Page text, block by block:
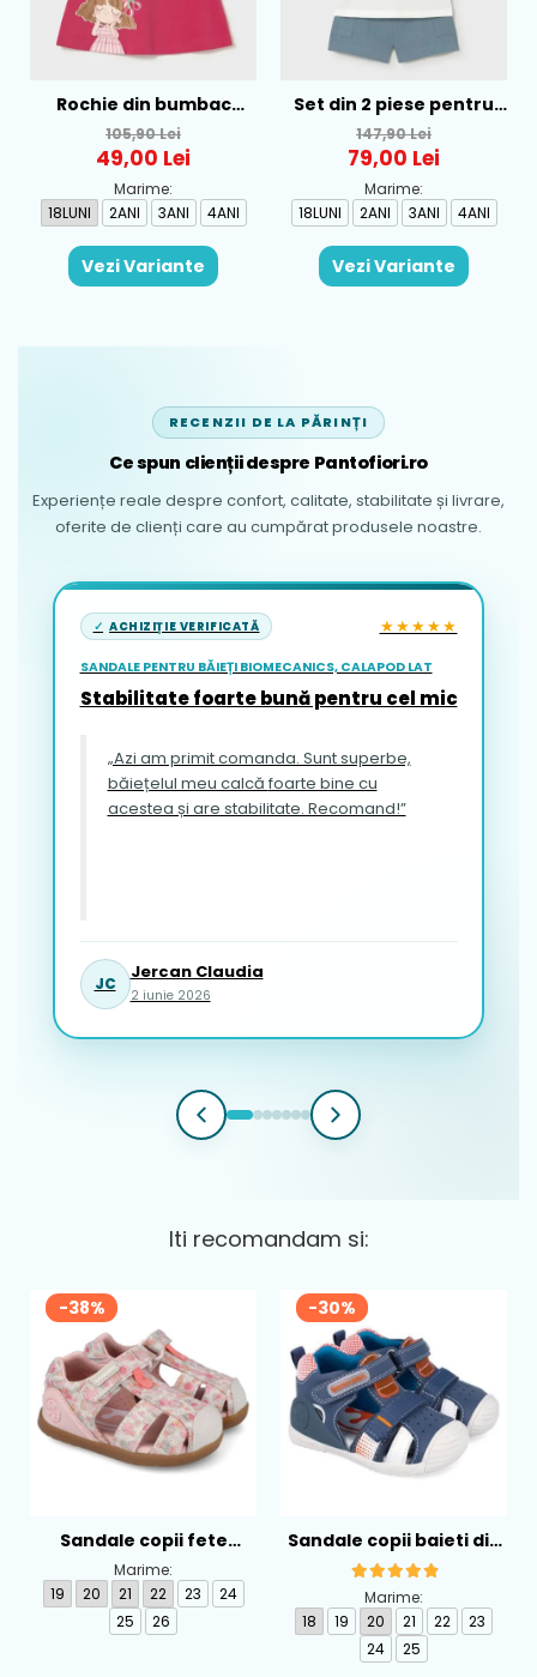
Rochie din bumbac
pentru fete Mayoral,
Rosu - 1930-069
105,90 Lei
49,00 Lei
Marime:
18LUNI
2ANI 3ANI 4ANI
Vezi Variante
Set din 2 piese pentru
baieti Mayoral, Alb-
Albastru - 1665-31
147,90 Lei
79,00 Lei
Marime:
18LUNI
2ANI 3ANI 4ANI
Vezi Variante
RECENZII DE LA PĂRINȚI
Ce spun clienții despre Pantofiori.ro
Experiențe reale despre confort, calitate, stabilitate și livrare,
oferite de clienți care au cumpărat produsele noastre.
ACHIZIȚIE VERIFICATĂ ★★★★★
SANDALE PENTRU BĂIEȚI BIOMECANICS, CALAPOD LAT
Stabilitate foarte bună pentru cel mic
„Azi am primit comanda. Sunt superbe,
băiețelul meu calcă foarte bine cu
acestea și are stabilitate. Recomand!”
JC
Jercan Claudia
2 iunie 2026
Iti recomandam si:
-38%
Sandale copii fete
calapod lat din textil
Biomecanics, Roz -
262193-A103
Marime:
19
20 21 22 23
24
25
26
-30%
Sandale copii baieti din
piele Biomecanics,
Albastru - 262124-A556
Marime:
18
19 20 21 22
23
24
25